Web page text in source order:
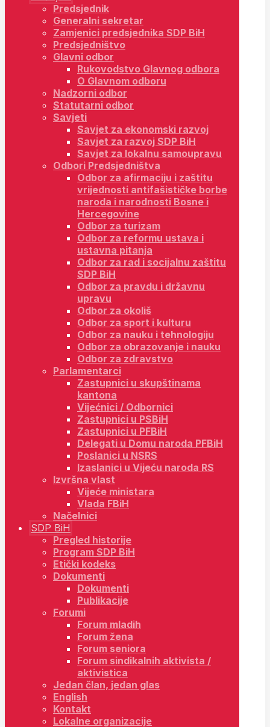
Predsjednik
Generalni sekretar
Zamjenici predsjednika SDP BiH
Predsjedništvo
Glavni odbor
Rukovodstvo Glavnog odbora
O Glavnom odboru
Nadzorni odbor
Statutarni odbor
Savjeti
Savjet za ekonomski razvoj
Savjet za razvoj SDP BiH
Savjet za lokalnu samoupravu
Odbori Predsjedništva
Odbor za afirmaciju i zaštitu
vrijednosti antifašističke borbe
naroda i narodnosti Bosne i
Hercegovine
Odbor za turizam
Odbor za reformu ustava i
ustavna pitanja
Odbor za rad i socijalnu zaštitu
SDP BiH
Odbor za pravdu i državnu
upravu
Odbor za okoliš
Odbor za sport i kulturu
Odbor za nauku i tehnologiju
Odbor za obrazovanje i nauku
Odbor za zdravstvo
Parlamentarci
Zastupnici u skupštinama
kantona
Vijećnici / Odbornici
Zastupnici u PSBiH
Zastupnici u PFBiH
Delegati u Domu naroda PFBiH
Poslanici u NSRS
Izaslanici u Vijeću naroda RS
Izvršna vlast
Vijeće ministara
Vlada FBiH
Načelnici
SDP BiH
Pregled historije
Program SDP BiH
Etički kodeks
Dokumenti
Dokumenti
Publikacije
Forumi
Forum mladih
Forum žena
Forum seniora
Forum sindikalnih aktivista /
aktivistica
Jedan član, jedan glas
English
Kontakt
Lokalne organizacije